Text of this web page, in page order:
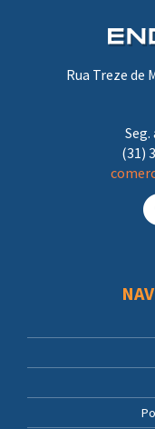
Rua Treze de
Seg.
(31)